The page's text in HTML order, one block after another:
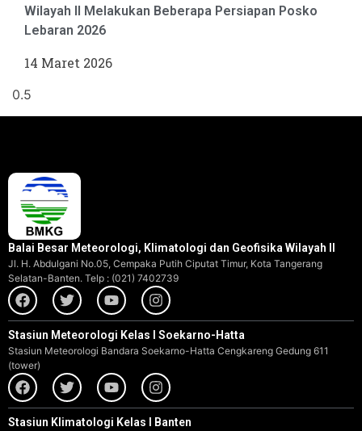
Wilayah II Melakukan Beberapa Persiapan Posko
Lebaran 2026
14 Maret 2026
Balai Besar Meteorologi, Klimatologi dan Geofisika Wilayah II
Jl. H. Abdulgani No.05, Cempaka Putih Ciputat Timur, Kota Tangerang
Selatan-Banten. Telp : (021) 7402739
Stasiun Meteorologi Kelas I Soekarno-Hatta
Stasiun Meteorologi Bandara Soekarno-Hatta Cengkareng Gedung 611
(tower)
Stasiun Klimatologi Kelas I Banten